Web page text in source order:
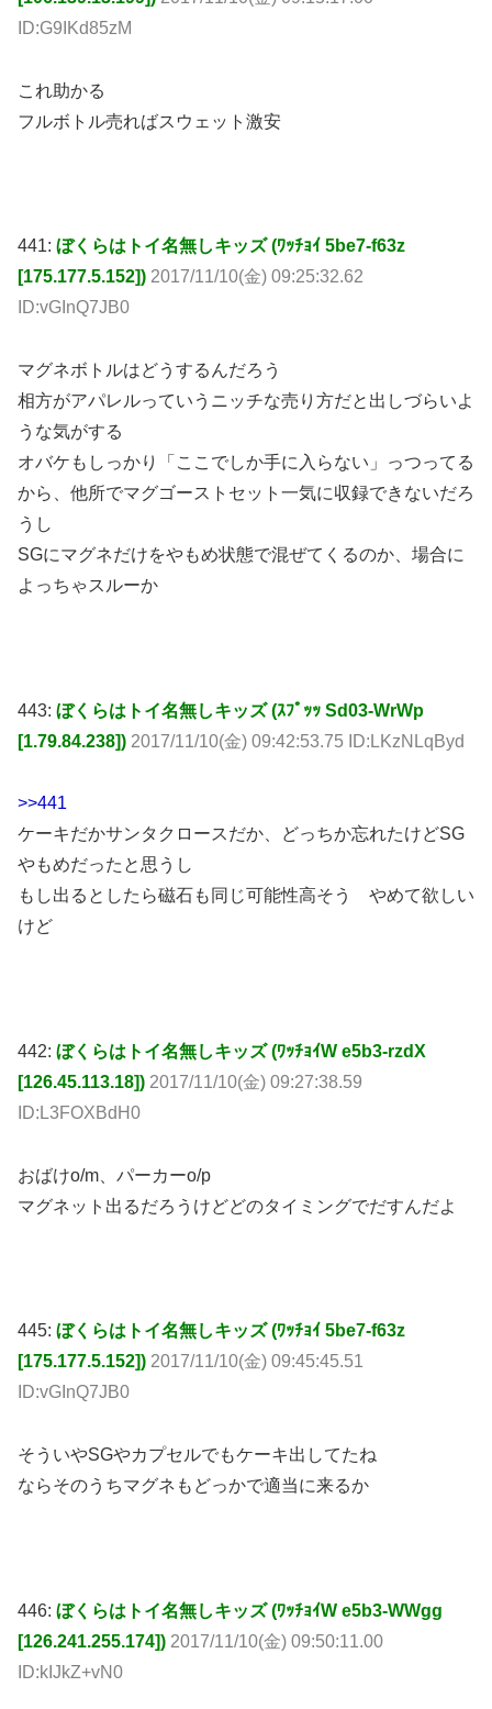
ID:G9IKd85zM
これ助かる
フルボトル売ればスウェット激安
441: ぼくらはトイ名無しキッズ (ﾜｯﾁｮｲ 5be7-f63z
[175.177.5.152]) 2017/11/10(金) 09:25:32.62
ID:vGInQ7JB0
マグネボトルはどうするんだろう
相方がアパレルっていうニッチな売り方だと出しづらいよ
うな気がする
オバケもしっかり「ここでしか手に入らない」っつってる
から、他所でマグゴーストセット一気に収録できないだろ
うし
SGにマグネだけをやもめ状態で混ぜてくるのか、場合に
よっちゃスルーか
443: ぼくらはトイ名無しキッズ (ｽﾌﾟｯｯ Sd03-WrWp
[1.79.84.238]) 2017/11/10(金) 09:42:53.75 ID:LKzNLqByd
>>441
ケーキだかサンタクロースだか、どっちか忘れたけどSG
やもめだったと思うし
もし出るとしたら磁石も同じ可能性高そう やめて欲しい
けど
442: ぼくらはトイ名無しキッズ (ﾜｯﾁｮｲW e5b3-rzdX
[126.45.113.18]) 2017/11/10(金) 09:27:38.59
ID:L3FOXBdH0
おばけo/m、パーカーo/p
マグネット出るだろうけどどのタイミングでだすんだよ
445: ぼくらはトイ名無しキッズ (ﾜｯﾁｮｲ 5be7-f63z
[175.177.5.152]) 2017/11/10(金) 09:45:45.51
ID:vGInQ7JB0
そういやSGやカプセルでもケーキ出してたね
ならそのうちマグネもどっかで適当に来るか
446: ぼくらはトイ名無しキッズ (ﾜｯﾁｮｲW e5b3-WWgg
[126.241.255.174]) 2017/11/10(金) 09:50:11.00
ID:kIJkZ+vN0